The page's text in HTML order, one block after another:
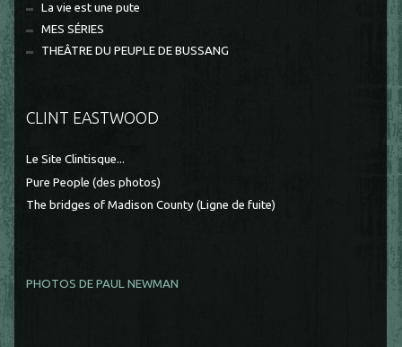
La vie est une pute
MES SÉRIES
THEÂTRE DU PEUPLE DE BUSSANG
CLINT EASTWOOD
Le Site Clintisque...
Pure People (des photos)
The bridges of Madison County (Ligne de fuite)
PHOTOS DE PAUL NEWMAN